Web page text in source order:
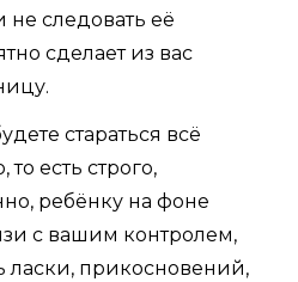
не следовать её
сделает из вас
стараться всё
есть строго,
ребёнку на фоне
с вашим контролем,
ласки, прикосновений,